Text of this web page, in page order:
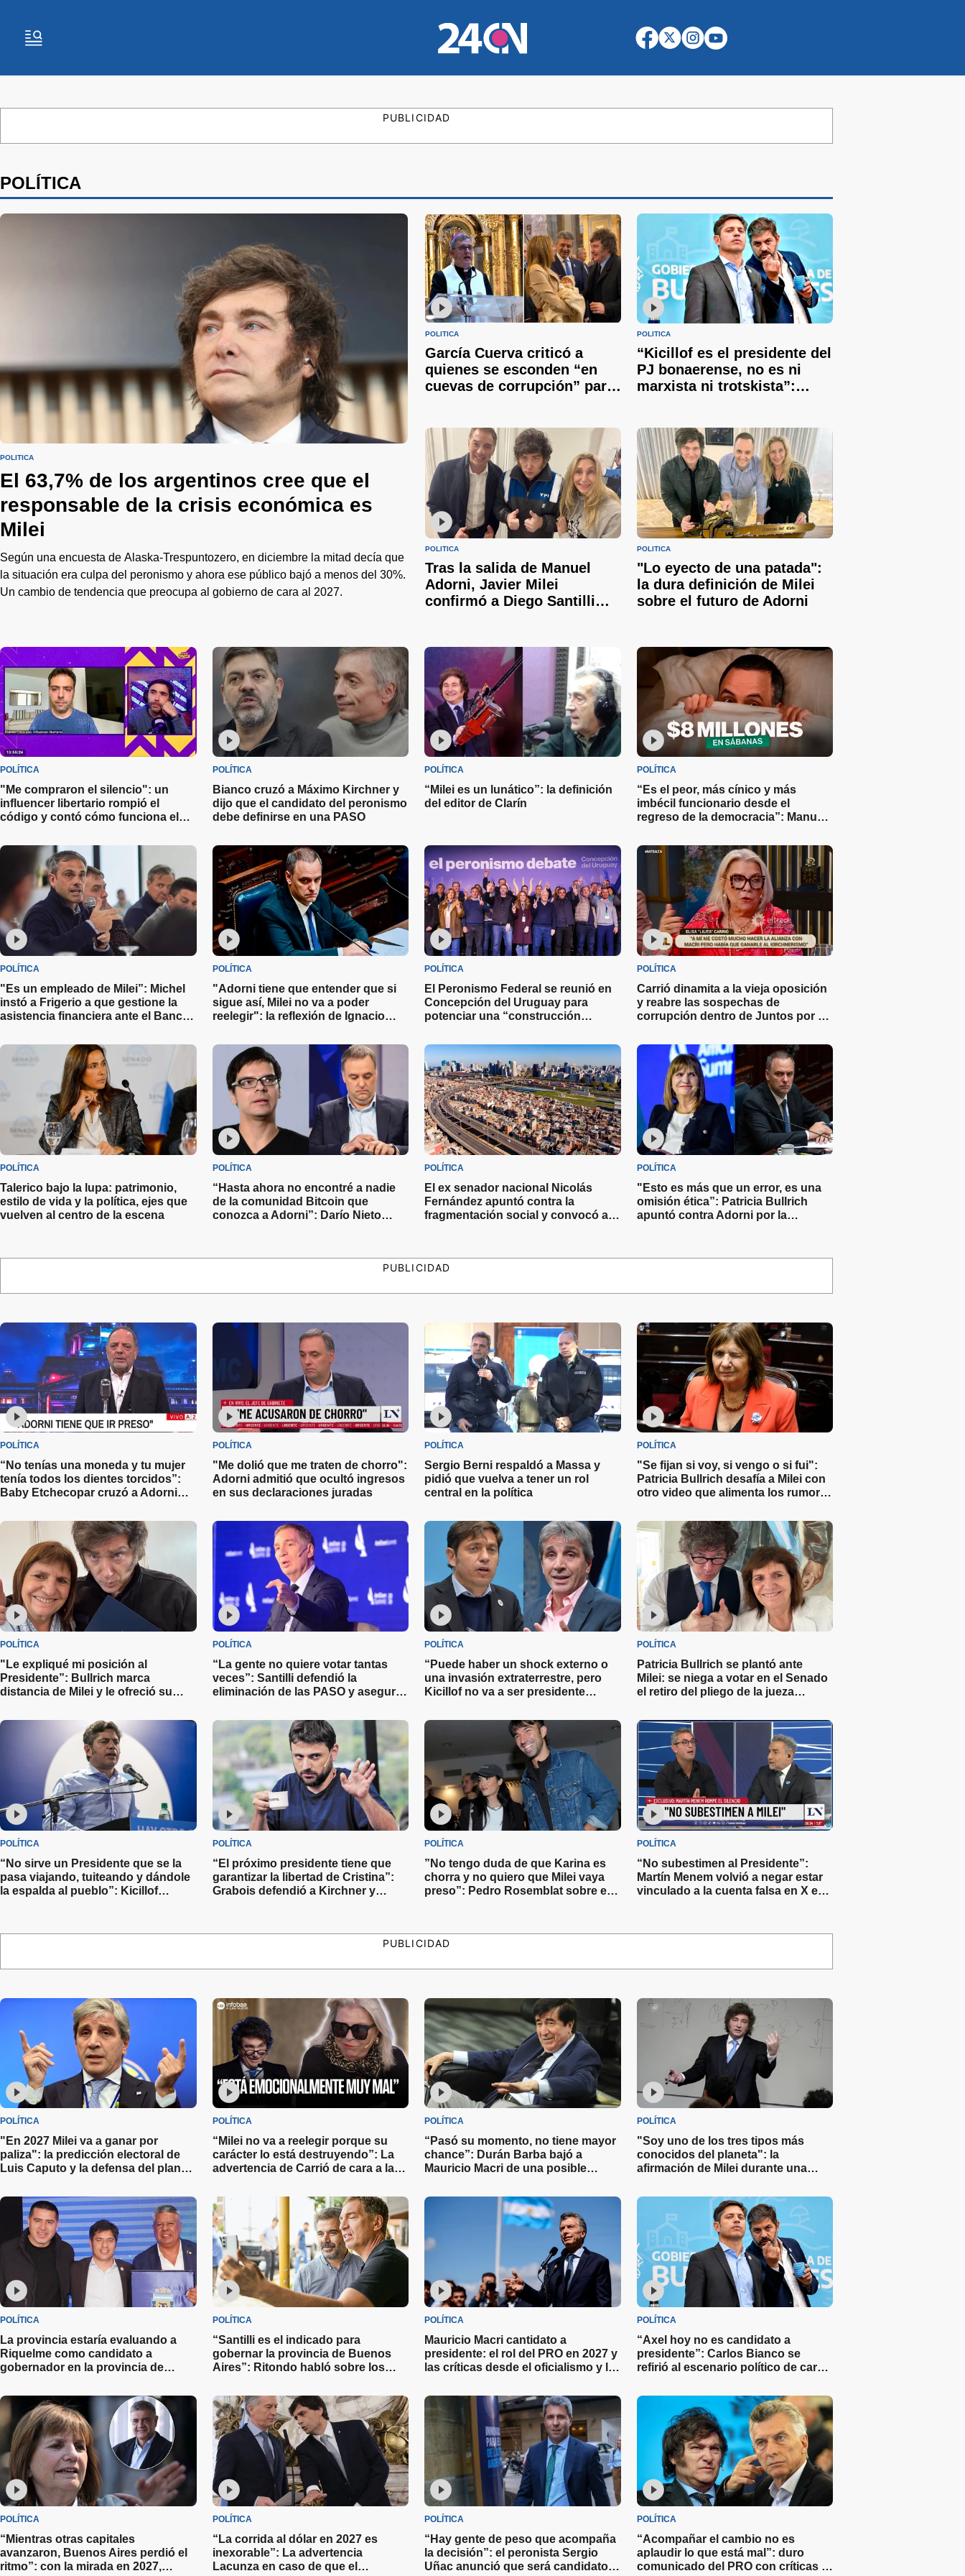
PUBLICIDAD
POLÍTICA
POLÍTICA
El 63,7% de los argentinos cree que el
responsable de la crisis económica es
Milei
Según una encuesta de Alaska-Trespuntozero, en diciembre la mitad decía que
la situación era culpa del peronismo y ahora ese público bajó a menos del 30%.
Un cambio de tendencia que preocupa al gobierno de cara al 2027.
POLÍTICA
García Cuerva criticó a
quienes se esconden “en
cuevas de corrupción” para
POLÍTICA
“Kicillof es el presidente del
PJ bonaerense, no es ni
marxista ni trotskista”:
Sergio Berni
POLÍTICA
Tras la salida de Manuel
Adorni, Javier Milei
confirmó a Diego Santilli
POLÍTICA
"Lo eyecto de una patada":
la dura definición de Milei
sobre el futuro de Adorni
POLÍTICA
"Me compraron el silencio": un
influencer libertario rompió el
código y contó cómo funciona el
POLÍTICA
Bianco cruzó a Máximo Kirchner y
dijo que el candidato del peronismo
debe definirse en una PASO
POLÍTICA
“Milei es un lunático”: la definición
del editor de Clarín
POLÍTICA
“Es el peor, más cínico y más
imbécil funcionario desde el
regreso de la democracia”: Manu
millones en sábanas
POLÍTICA
"Es un empleado de Milei”: Michel
instó a Frigerio a que gestione la
asistencia financiera ante el Banco
Tres Arroyos
POLÍTICA
"Adorni tiene que entender que si
sigue así, Milei no va a poder
reelegir": la reflexión de Ignacio
el Jefe de Gabinete
POLÍTICA
El Peronismo Federal se reunió en
Concepción del Uruguay para
potenciar una “construcción
2027
POLÍTICA
Carrió dinamita a la vieja oposición
y reabre las sospechas de
corrupción dentro de Juntos por el
POLÍTICA
Talerico bajo la lupa: patrimonio,
estilo de vida y la política, ejes que
vuelven al centro de la escena
POLÍTICA
“Hasta ahora no encontré a nadie
de la comunidad Bitcoin que
conozca a Adorni”: Darío Nieto
POLÍTICA
El ex senador nacional Nicolás
Fernández apuntó contra la
fragmentación social y convocó a
POLÍTICA
"Esto es más que un error, es una
omisión ética”: Patricia Bullrich
apuntó contra Adorni por la
PUBLICIDAD
POLÍTICA
“No tenías una moneda y tu mujer
tenía todos los dientes torcidos”:
Baby Etchecopar cruzó a Adorni
declaración jurada
POLÍTICA
"Me dolió que me traten de chorro":
Adorni admitió que ocultó ingresos
en sus declaraciones juradas
POLÍTICA
Sergio Berni respaldó a Massa y
pidió que vuelva a tener un rol
central en la política
POLÍTICA
"Se fijan si voy, si vengo o si fui":
Patricia Bullrich desafía a Milei con
otro video que alimenta los rumores
POLÍTICA
"Le expliqué mi posición al
Presidente”: Bullrich marca
distancia de Milei y le ofreció su
Libertad Avanza
POLÍTICA
“La gente no quiere votar tantas
veces”: Santilli defendió la
eliminación de las PASO y aseguró
millones de dólares
POLÍTICA
“Puede haber un shock externo o
una invasión extraterrestre, pero
Kicillof no va a ser presidente
kirchnerismo
POLÍTICA
Patricia Bullrich se plantó ante
Milei: se niega a votar en el Senado
el retiro del pliego de la jueza
POLÍTICA
“No sirve un Presidente que se la
pasa viajando, tuiteando y dándole
la espalda al pueblo”: Kicillof
POLÍTICA
“El próximo presidente tiene que
garantizar la libertad de Cristina”:
Grabois defendió a Kirchner y
POLÍTICA
”No tengo duda de que Karina es
chorra y no quiero que Milei vaya
preso”: Pedro Rosemblat sobre el
POLÍTICA
“No subestimen al Presidente”:
Martín Menem volvió a negar estar
vinculado a la cuenta falsa en X en
PUBLICIDAD
POLÍTICA
"En 2027 Milei va a ganar por
paliza": la predicción electoral de
Luis Caputo y la defensa del plan
POLÍTICA
“Milei no va a reelegir porque su
carácter lo está destruyendo”: La
advertencia de Carrió de cara a las
POLÍTICA
“Pasó su momento, no tiene mayor
chance”: Durán Barba bajó a
Mauricio Macri de una posible
POLÍTICA
"Soy uno de los tres tipos más
conocidos del planeta": la
afirmación de Milei durante una
universidad privada
POLÍTICA
La provincia estaría evaluando a
Riquelme como candidato a
gobernador en la provincia de
POLÍTICA
“Santilli es el indicado para
gobernar la provincia de Buenos
Aires”: Ritondo habló sobre los
del 2027
POLÍTICA
Mauricio Macri cantidato a
presidente: el rol del PRO en 2027 y
las críticas desde el oficialismo y la
POLÍTICA
“Axel hoy no es candidato a
presidente”: Carlos Bianco se
refirió al escenario político de cara a
POLÍTICA
“Mientras otras capitales
avanzaron, Buenos Aires perdió el
ritmo”: con la mirada en 2027,
POLÍTICA
“La corrida al dólar en 2027 es
inexorable”: La advertencia
Lacunza en caso de que el
POLÍTICA
“Hay gente de peso que acompaña
la decisión”: el peronista Sergio
Uñac anunció que será candidato a
POLÍTICA
“Acompañar el cambio no es
aplaudir lo que está mal”: duro
comunicado del PRO con críticas y